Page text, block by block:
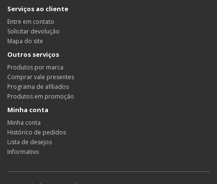
Serviços ao cliente
Entre em contato
Solicitar devolução
Mapa do site
Outros serviços
Produtos por marca
Comprar vale presentes
Programa de afiliados
Produtos em promoção
Minha conta
Minha conta
Histórico de pedidos
Lista de desejos
Informativo